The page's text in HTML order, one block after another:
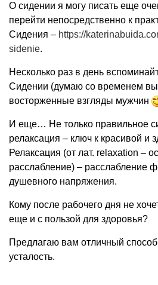
О сидении я могу писать еще
перейти непосредственно к
Сидения – https://
sidenie.
Несколько раз в день
Сидении (думаю со временем вы
восторженные взгляды мужчин
И еще… Не только правильное
релаксация – ключ к красивой и
Релаксация (от лат. relaxation –
расслабление) – расслабление
душевного напряжения.
Кому после рабочего дня не
еще и с пользой для здоровья?
Предлагаю вам отличный
усталость.